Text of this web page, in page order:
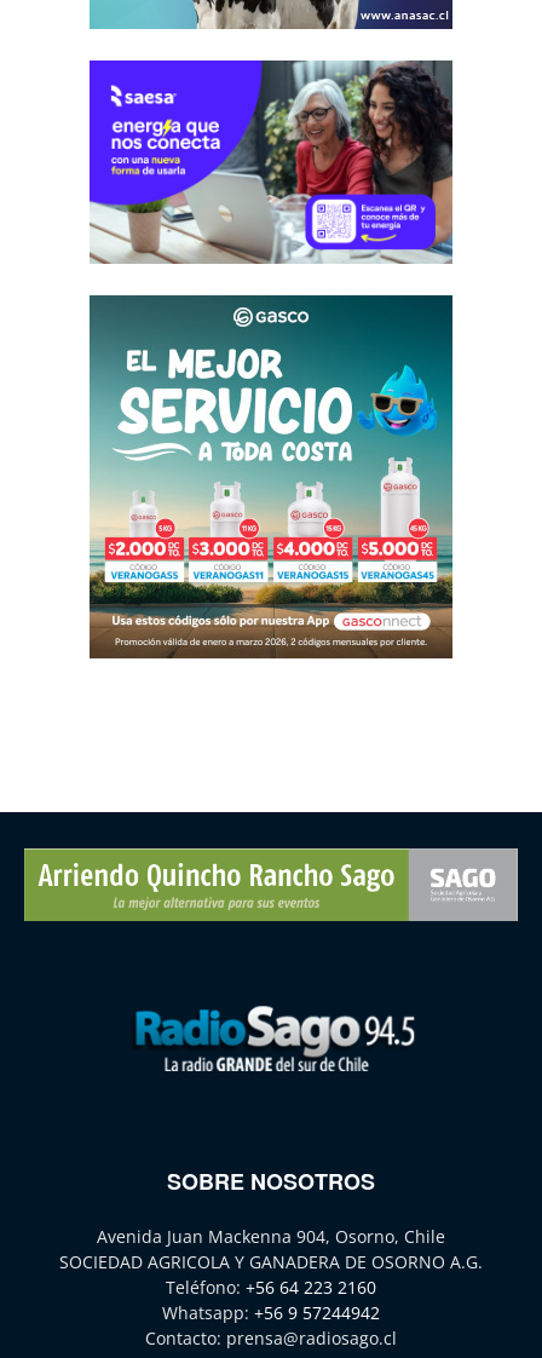
SOBRE NOSOTROS
Avenida Juan Mackenna 904, Osorno, Chile
SOCIEDAD AGRICOLA Y GANADERA DE OSORNO A.G.
Teléfono: +56 64 223 2160
Whatsapp: +56 9 57244942
Contacto: prensa@radiosago.cl